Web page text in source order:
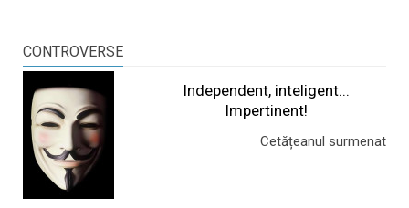
CONTROVERSE
Independent, inteligent...
Impertinent!
Cetățeanul surmenat